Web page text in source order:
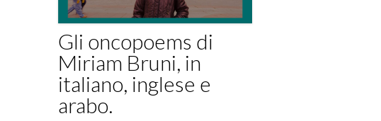
Gli oncopoems di
Miriam Bruni, in
italiano, inglese e
arabo.